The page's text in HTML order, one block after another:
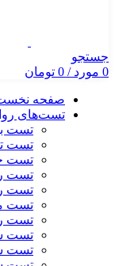
جستجو
0 مورد/
0 تومان
صفحه
تست‌های
تست
تست
تست
تست
تست
تست
تست
تست
تست